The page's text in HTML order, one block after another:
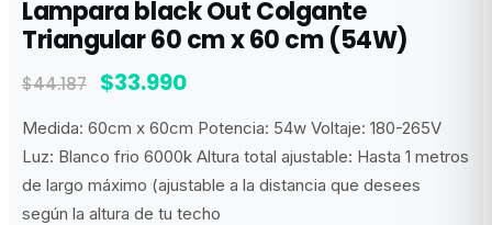
Lampara black Out Colgante
Triangular 60 cm x 60 cm (54W)
$44.187
El
original
era:
$44.187.
$33.990El
actual
es:
$33.990.
Medida: 60cm x 60cm Potencia: 54w Voltaje: 180-265V
Luz: Blanco frio 6000k Altura total ajustable: Hasta 1 metros
de largo máximo (ajustable a la distancia que desees
según la altura de tu techo